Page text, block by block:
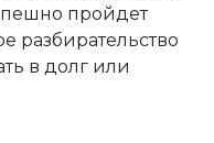
пройдет
разбирательство
в долг или